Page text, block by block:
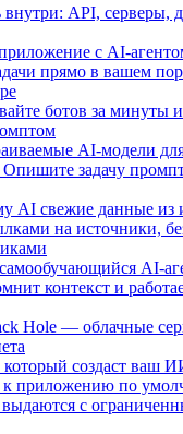
внутри: API, серверы,
с AI-
прямо в вашем
ботов за минуты
AI-модели
задачу
AI свежие данные из
на источники,
AI-
контекст и
Hole — облачные
который создаст ваш
к приложению по
выдаются с